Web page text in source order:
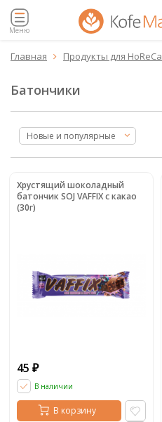
Меню
Главная  Продукты для HoReCa
Батончики
Новые и популярные
Хрустящий шоколадный
батончик SOJ VAFFIX с какао
(30г)
45 ₽
В наличии
В корзину